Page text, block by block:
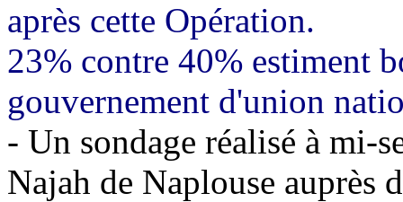
après cette Opération.
23% contre 40% estiment
gouvernement d'union
- Un sondage réalisé à mi-
Najah de Naplouse auprès